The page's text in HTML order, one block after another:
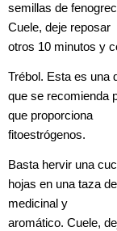
semillas de
Cuele, deje reposar
otros 10 minutos y
Trébol. Esta es una
que se recomienda
que proporciona
fitoestrógenos.
Basta hervir una
hojas en una taza
medicinal y
aromático. Cuele,